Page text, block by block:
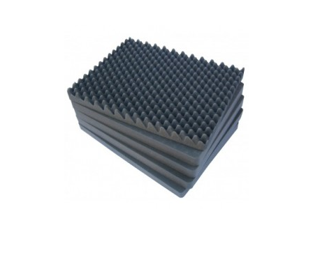
GLI ORDINI SARANNO EVASI